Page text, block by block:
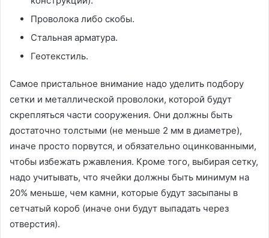
Проволока либо скобы.
Стальная арматура.
Геотекстиль.
Самое пристальное внимание надо уделить подбору
сетки и металлической проволоки, которой будут
скрепляться части сооружения. Они должны быть
достаточно толстыми (не меньше 2 мм в диаметре),
иначе просто порвутся, и обязательно оцинкованными,
чтобы избежать ржавления. Кроме того, выбирая сетку,
надо учитывать, что ячейки должны быть минимум на
20% меньше, чем камни, которые будут засыпаны в
сетчатый короб (иначе они будут выпадать через
отверстия).